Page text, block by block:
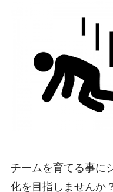
チームを育てる事に
化を目指しませんか？